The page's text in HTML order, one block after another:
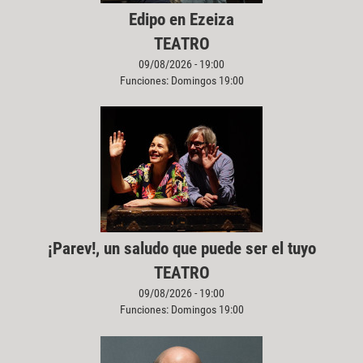
Edipo en Ezeiza
TEATRO
09/08/2026 - 19:00
Funciones: Domingos 19:00
¡Parev!, un saludo que puede ser el tuyo
TEATRO
09/08/2026 - 19:00
Funciones: Domingos 19:00